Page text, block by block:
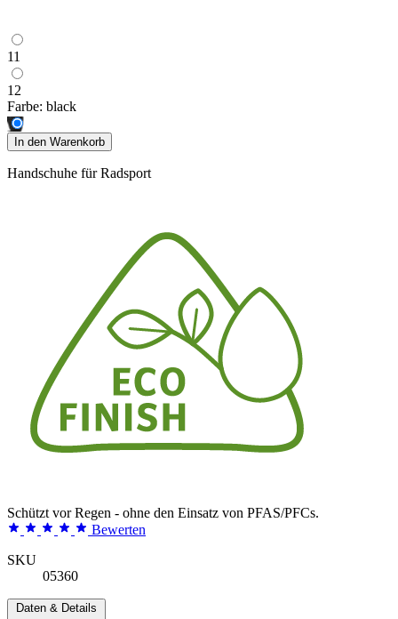
11
12
Farbe: black
In den Warenkorb
Handschuhe für Radsport
Schützt vor Regen - ohne den Einsatz von PFAS/PFCs.
Bewerten
SKU
05360
Daten & Details